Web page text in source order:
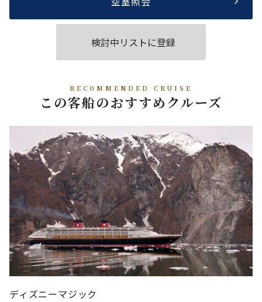
検討中リストに登録
RECOMMENDED CRUISE
この客船のおすすめクルーズ
ディズニーマジック